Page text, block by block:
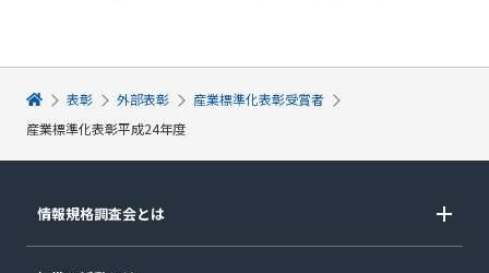
表彰 外部表彰
産業標準化表彰受賞者
産業標準化表彰平成24年度
情報規格調査会とは